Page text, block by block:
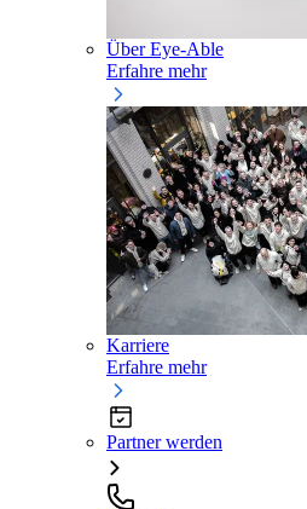
Über Eye-Able
Erfahre mehr
Karriere
Erfahre mehr
Partner werden